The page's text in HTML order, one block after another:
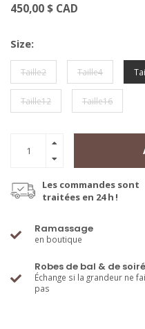
450,00 $ CAD
Size:
Taille2 Taille4
Taille12 Taille16
Les commandes sont
traitées en 24 h !
Ramassage
en boutique
Robes de bal & de
Échange si la grandeur ne
pas